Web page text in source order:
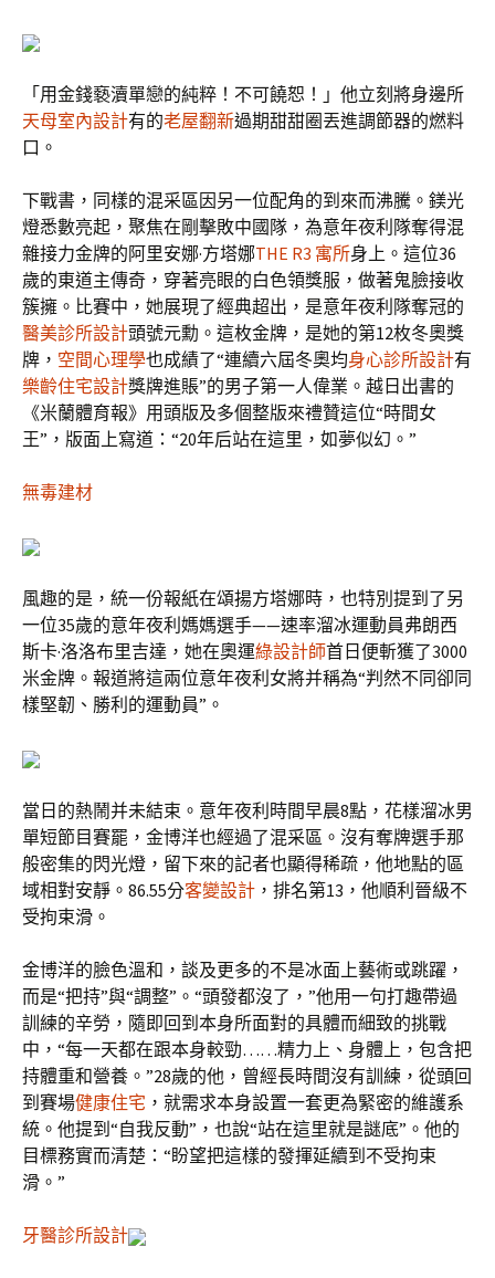
「用金錢褻瀆單戀的純粹！不可饒恕！」他立刻將身邊所
天母室內設計有的老屋翻新過期甜甜圈丟進調節器的燃料
口。
下戰書，同樣的混采區因另一位配角的到來而沸騰。鎂光
燈悉數亮起，聚焦在剛擊敗中國隊，為意年夜利隊奪得混
雜接力金牌的阿里安娜·方塔娜THE R3 寓所身上。這位36
歲的東道主傳奇，穿著亮眼的白色領獎服，做著鬼臉接收
簇擁。比賽中，她展現了經典超出，是意年夜利隊奪冠的
醫美診所設計頭號元勳。這枚金牌，是她的第12枚冬奧獎
牌， 空間心理學也成績了“連續六屆冬奧均身心診所設計有
樂齡住宅設計獎牌進賬”的男子第一人偉業。越日出書的
《米蘭體育報》用頭版及多個整版來禮贊這位“時間女
王”，版面上寫道：“20年后站在這里，如夢似幻。”
無毒建材
風趣的是，統一份報紙在頌揚方塔娜時，也特別提到了另
一位35歲的意年夜利媽媽選手——速率溜冰運動員弗朗西
斯卡·洛洛布里吉達，她在奧運綠設計師首日便斬獲了3000
米金牌。報道將這兩位意年夜利女將并稱為“判然不同卻同
樣堅韌、勝利的運動員”。
當日的熱鬧并未結束。意年夜利時間早晨8點，花樣溜冰男
單短節目賽罷，金博洋也經過了混采區。沒有奪牌選手那
般密集的閃光燈，留下來的記者也顯得稀疏，他地點的區
域相對安靜。86.55分客變設計 ，排名第13，他順利晉級不
受拘束滑。
金博洋的臉色溫和，談及更多的不是冰面上藝術或跳躍，
而是“把持”與“調整”。“頭發都沒了，”他用一句打趣帶過
訓練的辛勞，隨即回到本身所面對的具體而細致的挑戰
中，“每一天都在跟本身較勁……精力上、身體上，包含把
持體重和營養。”28歲的他，曾經長時間沒有訓練，從頭回
到賽場健康住宅 ，就需求本身設置一套更為緊密的維護系
統。他提到“自我反動”，也說“站在這里就是謎底”。他的
目標務實而清楚：“盼望把這樣的發揮延續到不受拘束
滑。”
牙醫診所設計